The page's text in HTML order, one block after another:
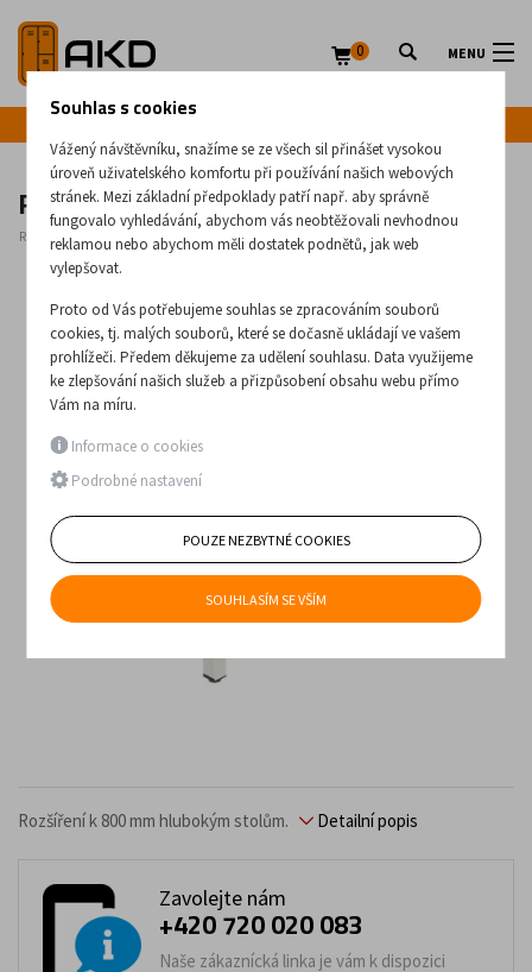
MENU
0
Rozšíření desky stolu půlkruh 80
Rozměry: 1600 x 800 (mm)
Rozšíření k 800 mm hlubokým stolům. Detailní popis
Zavolejte nám
+420 720 020 083
Naše zákaznícká linka je vám k dispozici
Souhlas s cookies
Vážený návštěvníku, snažíme se ze všech sil přinášet vysokou
úroveň uživatelského komfortu při používání našich webových
stránek. Mezi základní předpoklady patří např. aby správně
fungovalo vyhledávání, abychom vás neobtěžovali nevhodnou
reklamou nebo abychom měli dostatek podnětů, jak web
vylepšovat.
Proto od Vás potřebujeme souhlas se zpracováním souborů
cookies, tj. malých souborů, které se dočasně ukládají ve vašem
prohlížeči. Předem děkujeme za udělení souhlasu. Data využijeme
ke zlepšování našich služeb a přizpůsobení obsahu webu přímo
Vám na míru.
Informace o cookies
Podrobné nastavení
POUZE NEZBYTNÉ COOKIES
SOUHLASÍM SE VŠÍM